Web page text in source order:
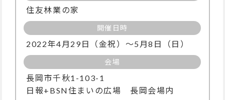
住友林業の家
開催日時
2022年4月29日（金祝）～5月8日（日）
会場
長岡市千秋1-103-1
日報+BSN住まいの広場 長岡会場内